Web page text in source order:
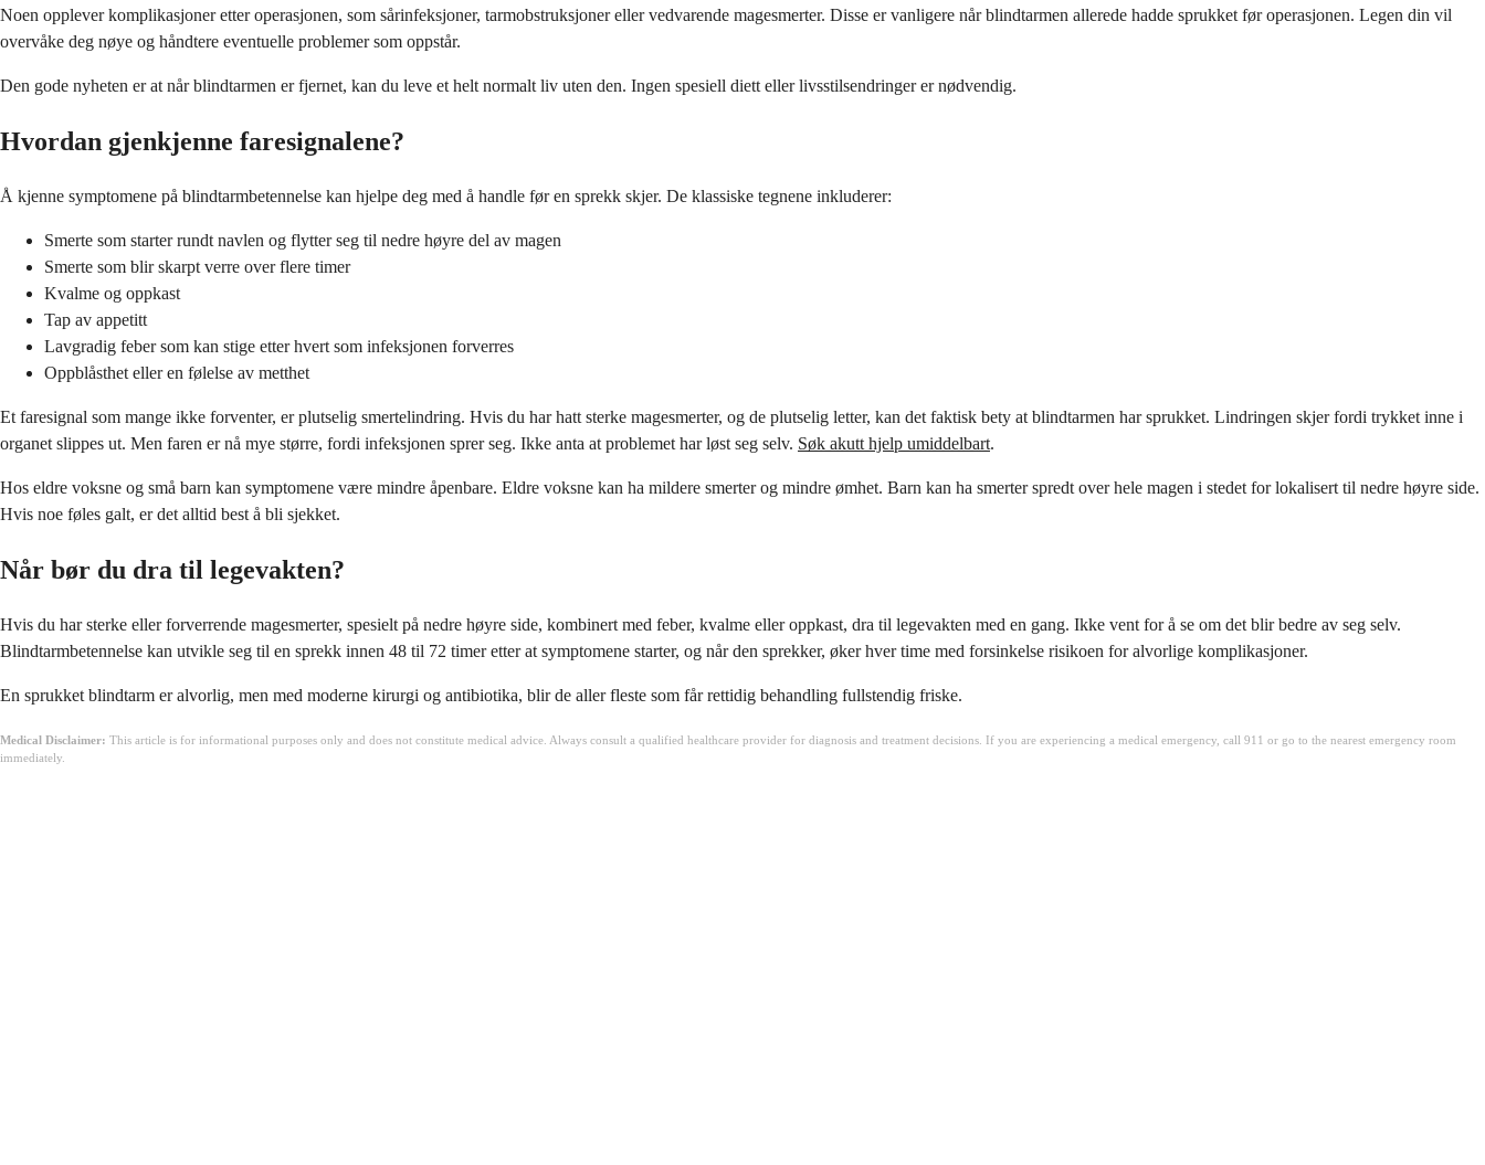
Noen opplever komplikasjoner etter operasjonen, som sårinfeksjoner, tarmobstruksjoner eller vedvarende magesmerter. Disse er vanligere når blindtarmen allerede hadde sprukket før operasjonen. Legen din vil
overvåke deg nøye og håndtere eventuelle problemer som oppstår.
Den gode nyheten er at når blindtarmen er fjernet, kan du leve et helt normalt liv uten den. Ingen spesiell diett eller livsstilsendringer er nødvendig.
Hvordan gjenkjenne faresignalene?
Å kjenne symptomene på blindtarmbetennelse kan hjelpe deg med å handle før en sprekk skjer. De klassiske tegnene inkluderer:
Smerte som starter rundt navlen og flytter seg til nedre høyre del av magen
Smerte som blir skarpt verre over flere timer
Kvalme og oppkast
Tap av appetitt
Lavgradig feber som kan stige etter hvert som infeksjonen forverres
Oppblåsthet eller en følelse av metthet
Et faresignal som mange ikke forventer, er plutselig smertelindring. Hvis du har hatt sterke magesmerter, og de plutselig letter, kan det faktisk bety at blindtarmen har sprukket. Lindringen skjer fordi trykket inne i
organet slippes ut. Men faren er nå mye større, fordi infeksjonen sprer seg. Ikke anta at problemet har løst seg selv. Søk akutt hjelp umiddelbart.
Hos eldre voksne og små barn kan symptomene være mindre åpenbare. Eldre voksne kan ha mildere smerter og mindre ømhet. Barn kan ha smerter spredt over hele magen i stedet for lokalisert til nedre høyre side.
Hvis noe føles galt, er det alltid best å bli sjekket.
Når bør du dra til legevakten?
Hvis du har sterke eller forverrende magesmerter, spesielt på nedre høyre side, kombinert med feber, kvalme eller oppkast, dra til legevakten med en gang. Ikke vent for å se om det blir bedre av seg selv.
Blindtarmbetennelse kan utvikle seg til en sprekk innen 48 til 72 timer etter at symptomene starter, og når den sprekker, øker hver time med forsinkelse risikoen for alvorlige komplikasjoner.
En sprukket blindtarm er alvorlig, men med moderne kirurgi og antibiotika, blir de aller fleste som får rettidig behandling fullstendig friske.
Medical Disclaimer: This article is for informational purposes only and does not constitute medical advice. Always consult a qualified healthcare provider for diagnosis and treatment decisions. If you are experiencing a medical emergency, call 911 or go to the nearest emergency room
immediately.